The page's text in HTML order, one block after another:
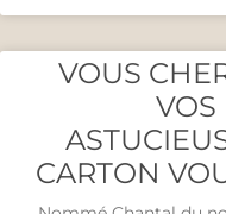
VOUS
VOS
CARTON